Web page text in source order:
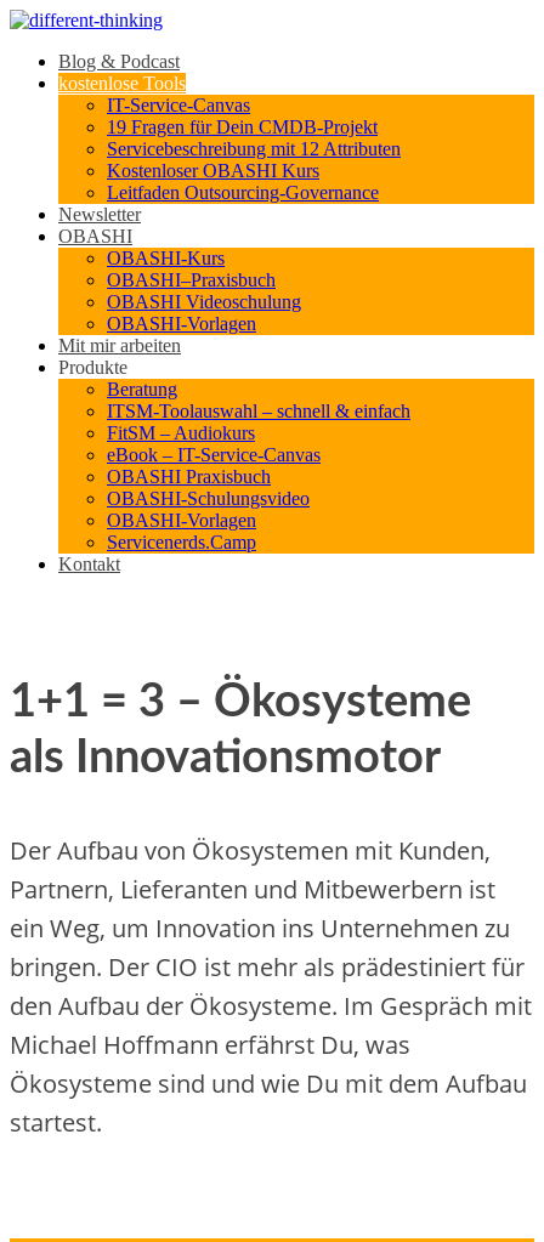
Blog & Podcast
kostenlose Tools
IT-Service-Canvas
19 Fragen für Dein CMDB-Projekt
Servicebeschreibung mit 12 Attributen
Kostenloser OBASHI Kurs
Leitfaden Outsourcing-Governance
Newsletter
OBASHI
OBASHI-Kurs
OBASHI–Praxisbuch
OBASHI Videoschulung
OBASHI-Vorlagen
Mit mir arbeiten
Produkte
Beratung
ITSM-Toolauswahl – schnell & einfach
FitSM – Audiokurs
eBook – IT-Service-Canvas
OBASHI Praxisbuch
OBASHI-Schulungsvideo
OBASHI-Vorlagen
Servicenerds.Camp
Kontakt
1+1 = 3 – Ökosysteme
als Innovationsmotor
Der Aufbau von Ökosystemen mit Kunden,
Partnern, Lieferanten und Mitbewerbern ist
ein Weg, um Innovation ins Unternehmen zu
bringen. Der CIO ist mehr als prädestiniert für
den Aufbau der Ökosysteme. Im Gespräch mit
Michael Hoffmann erfährst Du, was
Ökosysteme sind und wie Du mit dem Aufbau
startest.